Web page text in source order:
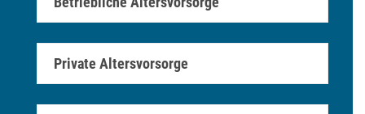
Private Altersvorsorge